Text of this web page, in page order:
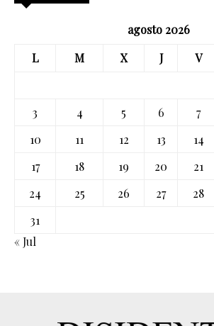
agosto 2026
L
M X J V
3
4 5 6 7
10
11 12 13 14
17
18 19 20 21
24
25 26 27 28
31
« Jul